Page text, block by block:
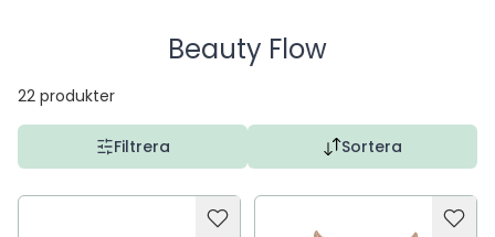
Beauty Flow
22 produkter
Filtrera Sortera